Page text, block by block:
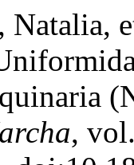
Natalia,
,